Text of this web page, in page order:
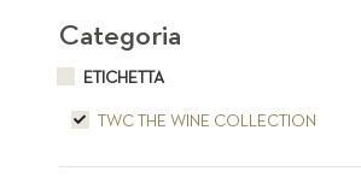
Categoria
ETICHETTA
TWC THE WINE COLLECTION